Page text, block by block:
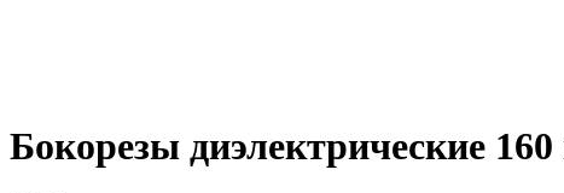
Бокорезы диэлектрические